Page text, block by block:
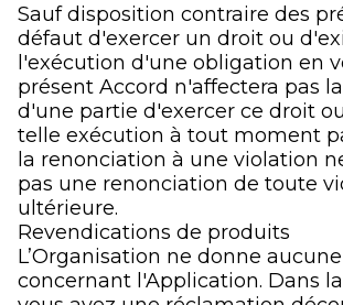
Sauf disposition contraire des
défaut d'exercer un droit ou
l'exécution d'une obligation en
présent Accord n'affectera pas
d'une partie d'exercer ce droit
telle exécution à tout moment
la renonciation à une violation
pas une renonciation de toute
ultérieure.
Revendications de produits
L’Organisation ne donne
concernant l'Application. Dans